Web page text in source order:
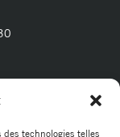
technologies telles